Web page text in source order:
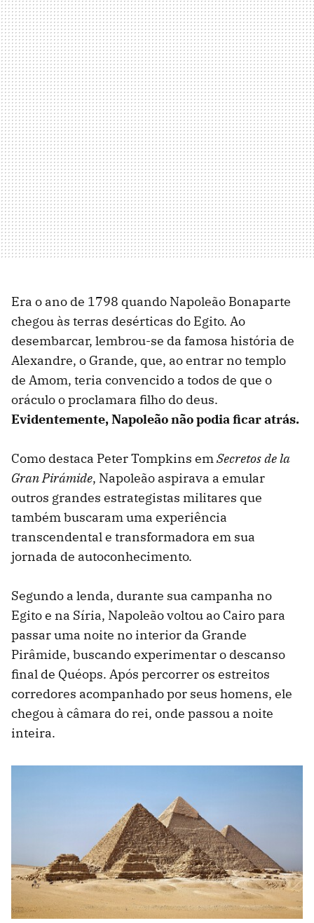
Era o ano de 1798 quando Napoleão Bonaparte
chegou às terras desérticas do Egito. Ao
desembarcar, lembrou-se da famosa história de
Alexandre, o Grande, que, ao entrar no templo
de Amom, teria convencido a todos de que o
oráculo o proclamara filho do deus.
Evidentemente, Napoleão não podia ficar atrás.
Como destaca Peter Tompkins emSecretos de la
Gran Pirámide, Napoleão aspirava a emular
outros grandes estrategistas militares que
também buscaram uma experiência
transcendental e transformadora em sua
jornada de autoconhecimento.
Segundo a lenda, durante sua campanha no
Egito e na Síria, Napoleão voltou ao Cairo para
passar uma noite no interior da Grande
Pirâmide, buscando experimentar o descanso
final de Quéops. Após percorrer os estreitos
corredores acompanhado por seus homens, ele
chegou à câmara do rei, onde passou a noite
inteira.